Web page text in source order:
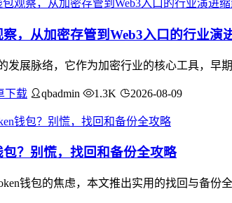
，从加密存管到Web3入口的行业演
发展脉络，它作为加密行业的核心工具，早
下载 qbadmin 1.3K 2026-08-09
？别慌，找回和备份全攻略
钱包的焦虑，本文推出实用的找回与备份